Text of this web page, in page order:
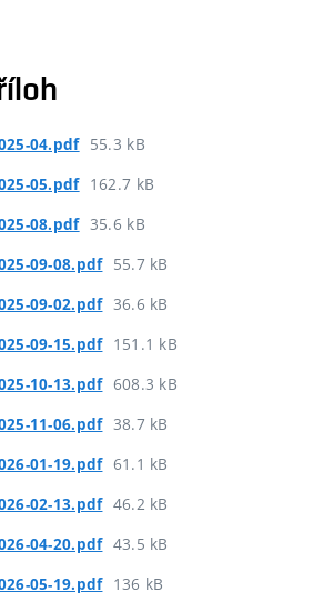
04.pdf 55.3 kB
05.pdf 162.7 kB
08.pdf 35.6 kB
09-08.pdf 55.7 kB
09-02.pdf 36.6 kB
09-15.pdf 151.1 kB
10-13.pdf 608.3 kB
11-06.pdf 38.7 kB
01-19.pdf 61.1 kB
02-13.pdf 46.2 kB
04-20.pdf 43.5 kB
05-19.pdf 136 kB